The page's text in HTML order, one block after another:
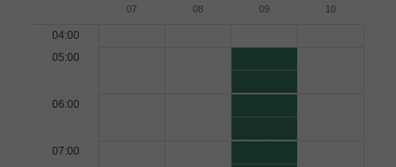
07
08
09
10
04:00
05:00
06:00
07:00